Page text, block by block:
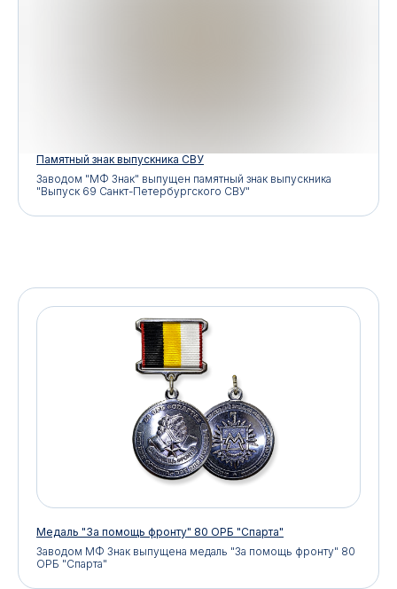
Памятный знак выпускника СВУ
Заводом "МФ Знак" выпущен памятный знак выпускника
"Выпуск 69 Санкт-Петербургского СВУ"
Медаль "За помощь фронту" 80 ОРБ "Спарта"
Заводом МФ Знак выпущена медаль "За помощь фронту" 80
ОРБ "Спарта"